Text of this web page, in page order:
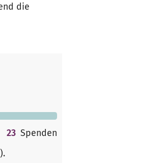
die
23 Spenden
.